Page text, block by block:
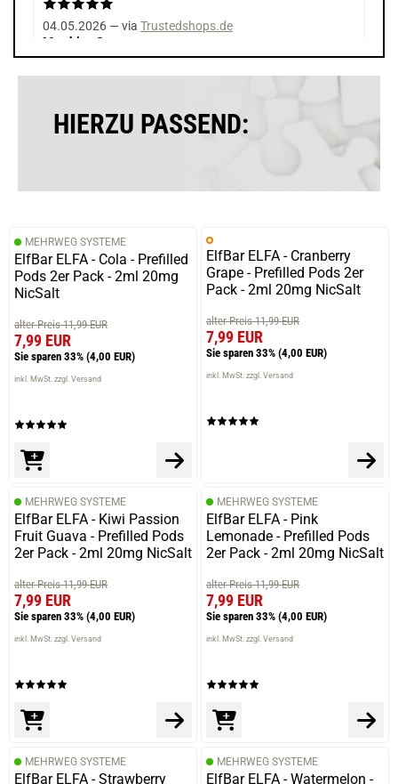
04.05.2026 — via Trustedshops.de
Matthias S.
Erik D.
Das neue Pod-System gefällt mir sehr gut.
24.03.2026 — via
Trustedshops.de
Marco P.
verifizierter Onlinekauf.
Enrico N.
verifizierter Onlinekauf.
Die Bewertung erfolgte ohne Abgabe eines Kommentars
02.02.2026 — via
Trustedshops.de
verifizierter Onlinekauf.
HIERZU PASSEND:
MEHRWEG SYSTEME
ElfBar ELFA - Cola - Prefilled
Pods 2er Pack - 2ml 20mg
NicSalt
alter Preis 11,99 EUR
7,99 EUR
Sie sparen 33% (4,00 EUR)
inkl. MwSt. zzgl. Versand
ElfBar ELFA - Cranberry
Grape - Prefilled Pods 2er
Pack - 2ml 20mg NicSalt
alter Preis 11,99 EUR
7,99 EUR
Sie sparen 33% (4,00 EUR)
inkl. MwSt. zzgl. Versand
MEHRWEG SYSTEME
ElfBar ELFA - Kiwi Passion
Fruit Guava - Prefilled Pods
2er Pack - 2ml 20mg NicSalt
alter Preis 11,99 EUR
7,99 EUR
Sie sparen 33% (4,00 EUR)
inkl. MwSt. zzgl. Versand
MEHRWEG SYSTEME
ElfBar ELFA - Pink
Lemonade - Prefilled Pods
2er Pack - 2ml 20mg NicSalt
alter Preis 11,99 EUR
7,99 EUR
Sie sparen 33% (4,00 EUR)
inkl. MwSt. zzgl. Versand
MEHRWEG SYSTEME
ElfBar ELFA - Strawberry
MEHRWEG SYSTEME
ElfBar ELFA - Watermelon -